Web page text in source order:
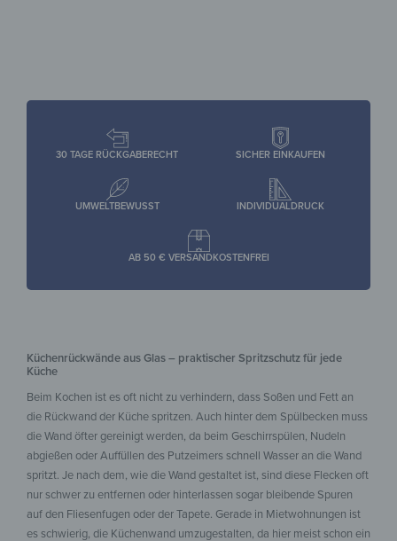
30 TAGE RÜCKGABERECHT SICHER EINKAUFEN
UMWELTBEWUSST INDIVIDUALDRUCK
AB 50 € VERSANDKOSTENFREI
Küchenrückwände aus Glas – praktischer Spritzschutz für jede
Küche
Beim Kochen ist es oft nicht zu verhindern, dass Soßen und Fett an
die Rückwand der Küche spritzen. Auch hinter dem Spülbecken muss
die Wand öfter gereinigt werden, da beim Geschirrspülen, Nudeln
abgießen oder Auffüllen des Putzeimers schnell Wasser an die Wand
spritzt. Je nach dem, wie die Wand gestaltet ist, sind diese Flecken oft
nur schwer zu entfernen oder hinterlassen sogar bleibende Spuren
auf den Fliesenfugen oder der Tapete. Gerade in Mietwohnungen ist
es schwierig, die Küchenwand umzugestalten, da hier meist schon ein